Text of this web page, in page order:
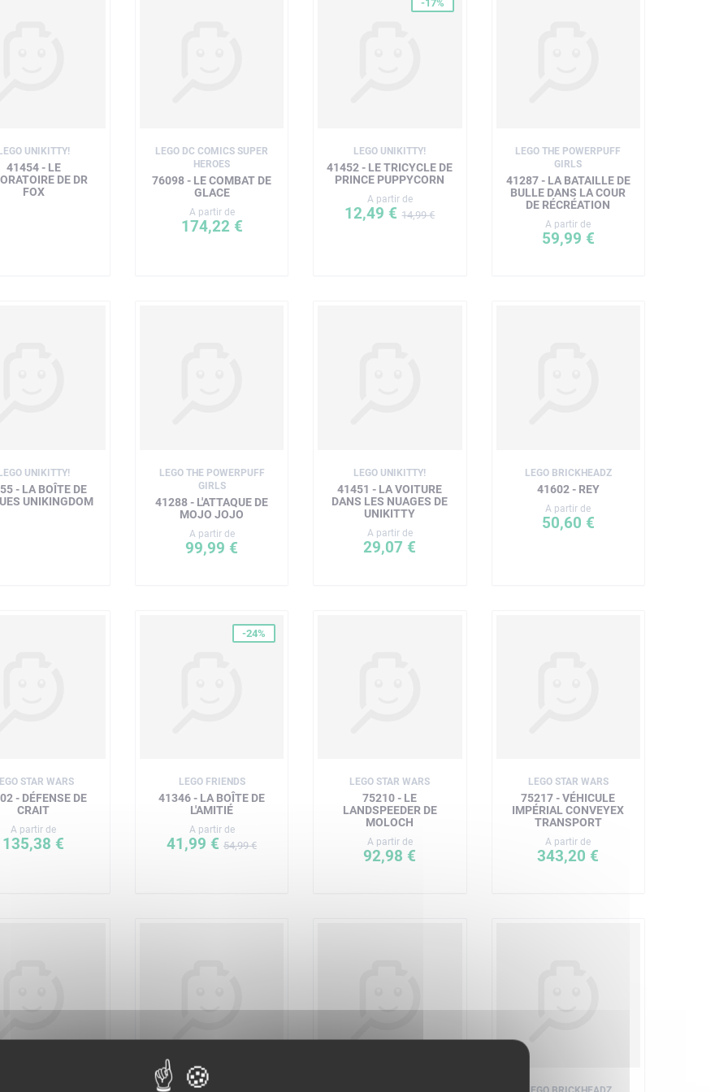
UNIKITTY!
41454 - LE
DE DR
FOX
LEGO DC COMICS SUPER
HEROES
76098 - LE COMBAT DE
GLACE
A partir de
174,22 €
-17%
LEGO UNIKITTY!
41452 - LE TRICYCLE DE
PRINCE PUPPYCORN
A partir de
12,49 €14,99 €
LEGO THE POWERPUFF
GIRLS
41287 - LA BATAILLE DE
BULLE DANS LA COUR
DE RÉCRÉATION
A partir de
59,99 €
UNIKITTY!
- LA BOÎTE DE
UNIKINGDOM
LEGO THE POWERPUFF
GIRLS
41288 - L'ATTAQUE DE
MOJO JOJO
A partir de
99,99 €
LEGO UNIKITTY!
41451 - LA VOITURE
DANS LES NUAGES DE
UNIKITTY
A partir de
29,07 €
LEGO BRICKHEADZ
41602 - REY
A partir de
50,60 €
STAR WARS
- DÉFENSE DE
CRAIT
A partir de
135,38 €
-24%
LEGO FRIENDS
41346 - LA BOÎTE DE
L'AMITIÉ
A partir de
41,99 €54,99 €
LEGO STAR WARS
75210 - LE
LANDSPEEDER DE
MOLOCH
A partir de
92,98 €
LEGO STAR WARS
75217 - VÉHICULE
IMPÉRIAL CONVEYEX
TRANSPORT
A partir de
343,20 €